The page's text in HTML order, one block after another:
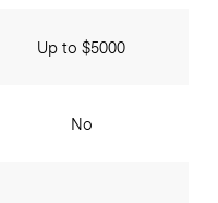
Up to $5000
No